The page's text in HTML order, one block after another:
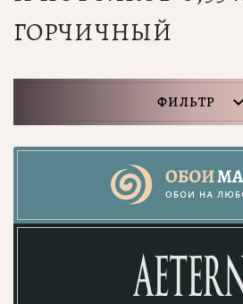
ГОРЧИЧНЫЙ
ФИЛЬТР